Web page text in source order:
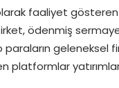
faaliyet gösteren
ödenmiş
paraların
platformlar